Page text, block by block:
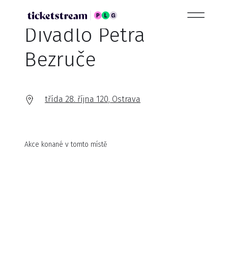
Divadlo Petra
Bezruče
třída 28. října 120, Ostrava
Akce konané v tomto místě